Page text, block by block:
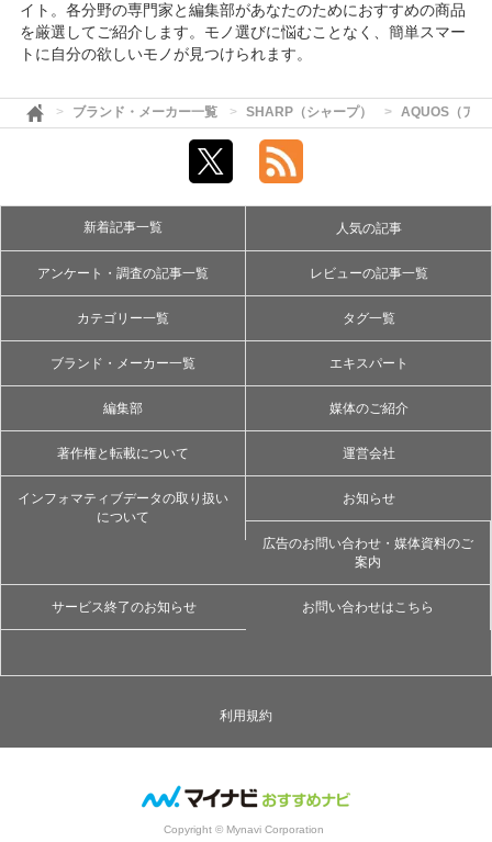
イト。各分野の専門家と編集部があなたのためにおすすめの商品
を厳選してご紹介します。モノ選びに悩むことなく、簡単スマー
トに自分の欲しいモノが見つけられます。
ブランド・メーカー一覧 SHARP（シャープ） AQUOS（アク
新着記事一覧 人気の記事
アンケート・調査の記事一覧 レビューの記事一覧
カテゴリー一覧 タグ一覧
ブランド・メーカー一覧 エキスパート
編集部 媒体のご紹介
著作権と転載について 運営会社
インフォマティブデータの取り扱い
について
お知らせ
広告のお問い合わせ・媒体資料のご
案内
サービス終了のお知らせ お問い合わせはこちら
利用規約
Copyright © Mynavi Corporation